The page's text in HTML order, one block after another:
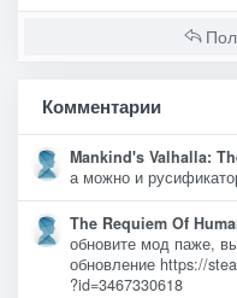
Комментарии
Mankind's Valhalla:
а можно и
The Requiem Of
обновите мод паже,
обновление https://
?id=3467330618